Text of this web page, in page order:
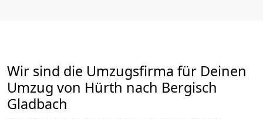
Wir sind die Umzugsfirma für Deinen
Umzug von Hürth nach Bergisch
Gladbach